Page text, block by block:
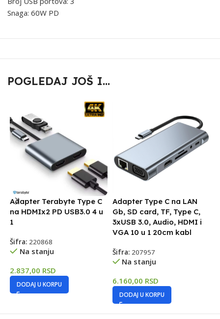
Snaga: 60W PD
POGLEDAJ JOŠ I...
Adapter Terabyte Type C
na HDMIx2 PD USB3.0 4 u
1
Šifra: 220868
Na stanju
2.837,00 RSD
DODAJ U KORPU
Adapter Type C na LAN
Gb, SD card, TF, Type C,
3xUSB 3.0, Audio, HDMI i
VGA 10 u 1 20cm kabl
Šifra: 207957
Na stanju
6.160,00 RSD
DODAJ U KORPU